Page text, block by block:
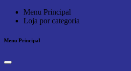
Menu Principal
Loja por categoria
Menu Principal